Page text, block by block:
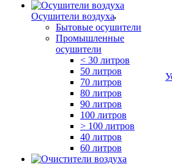
Осушители воздуха
Бытовые осушители
Промышленные
осушители
< 30 литров
50 литров
70 литров
80 литров
90 литров
100 литров
> 100 литров
40 литров
60 литров